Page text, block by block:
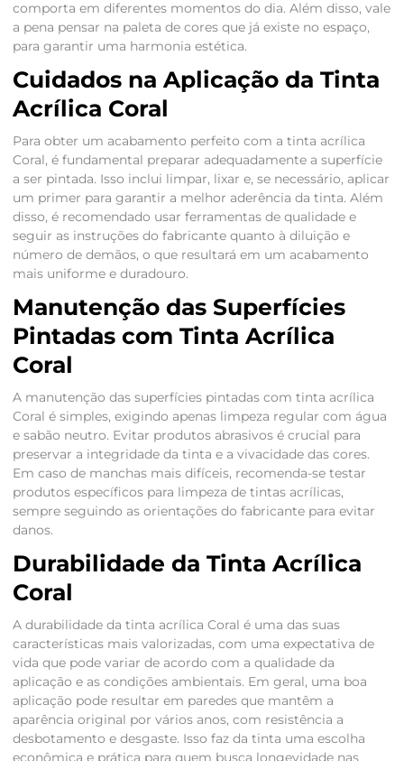
comporta em diferentes momentos do dia. Além disso, vale
a pena pensar na paleta de cores que já existe no espaço,
para garantir uma harmonia estética.
Cuidados na Aplicação da Tinta
Acrílica Coral
Para obter um acabamento perfeito com a tinta acrílica
Coral, é fundamental preparar adequadamente a superfície
a ser pintada. Isso inclui limpar, lixar e, se necessário, aplicar
um primer para garantir a melhor aderência da tinta. Além
disso, é recomendado usar ferramentas de qualidade e
seguir as instruções do fabricante quanto à diluição e
número de demãos, o que resultará em um acabamento
mais uniforme e duradouro.
Manutenção das Superfícies
Pintadas com Tinta Acrílica
Coral
A manutenção das superfícies pintadas com tinta acrílica
Coral é simples, exigindo apenas limpeza regular com água
e sabão neutro. Evitar produtos abrasivos é crucial para
preservar a integridade da tinta e a vivacidade das cores.
Em caso de manchas mais difíceis, recomenda-se testar
produtos específicos para limpeza de tintas acrílicas,
sempre seguindo as orientações do fabricante para evitar
danos.
Durabilidade da Tinta Acrílica
Coral
A durabilidade da tinta acrílica Coral é uma das suas
características mais valorizadas, com uma expectativa de
vida que pode variar de acordo com a qualidade da
aplicação e as condições ambientais. Em geral, uma boa
aplicação pode resultar em paredes que mantêm a
aparência original por vários anos, com resistência a
desbotamento e desgaste. Isso faz da tinta uma escolha
econômica e prática para quem busca longevidade nas